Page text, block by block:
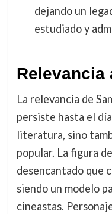
dejando un
estudiado y
Relevancia
La relevancia de
persiste hasta el
literatura, sino
popular. La figura
desencantado que
siendo un modelo
cineastas.